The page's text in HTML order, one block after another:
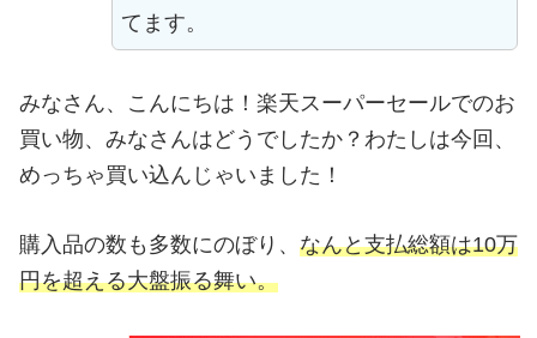
てます。
みなさん、こんにちは！楽天スーパーセールでのお
買い物、みなさんはどうでしたか？わたしは今回、
めっちゃ買い込んじゃいました！
購入品の数も多数にのぼり、 なんと支払総額は10万
円を超える大盤振る舞い。